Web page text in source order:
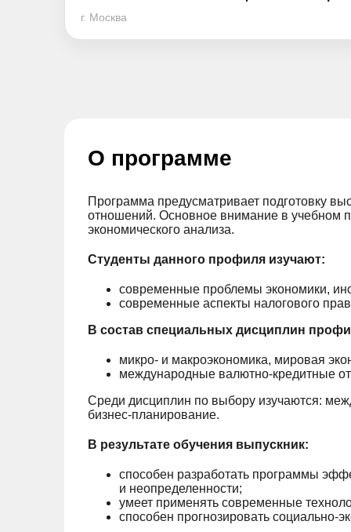
г. Москва
О программе
Программа предусматривает подготовку
отношений. Основное внимание в учебном
экономического анализа.
Студенты данного профиля изучают:
современные проблемы экономики,
современные аспекты налогового
В состав специальных дисциплин
микро- и макроэкономика, мировая
международные валютно-кредитные
Среди дисциплин по выбору изучаются:
бизнес-планирование.
В результате обучения выпускник:
способен разработать программы
и неопределенности;
умеет применять современные
способен прогнозировать социально-